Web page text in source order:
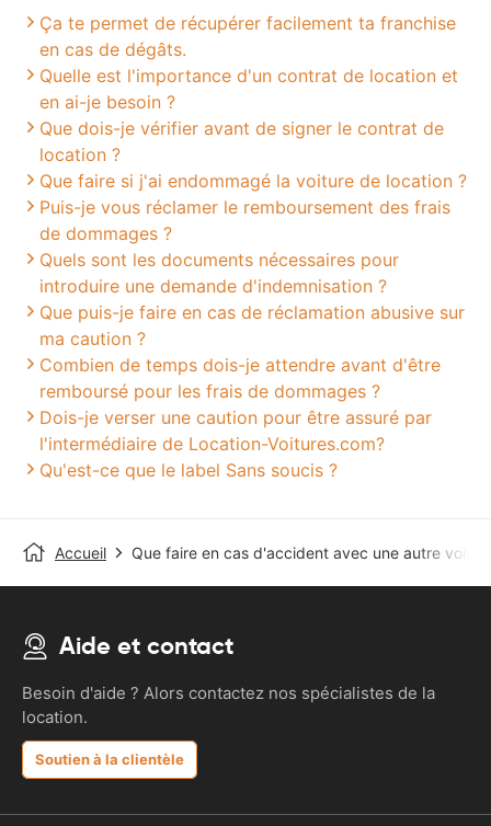
Ça te permet de récupérer facilement ta franchise
en cas de dégâts.
Quelle est l'importance d'un contrat de location et
en ai-je besoin ?
Que dois-je vérifier avant de signer le contrat de
location ?
Que faire si j'ai endommagé la voiture de location ?
Puis-je vous réclamer le remboursement des frais
de dommages ?
Quels sont les documents nécessaires pour
introduire une demande d'indemnisation ?
Que puis-je faire en cas de réclamation abusive sur
ma caution ?
Combien de temps dois-je attendre avant d'être
remboursé pour les frais de dommages ?
Dois-je verser une caution pour être assuré par
l'intermédiaire de Location-Voitures.com?
Qu'est-ce que le label Sans soucis ?
Accueil Que faire en cas d'accident avec une autre
Aide et contact
Besoin d'aide ? Alors contactez nos spécialistes de la
location.
Soutien à la clientèle